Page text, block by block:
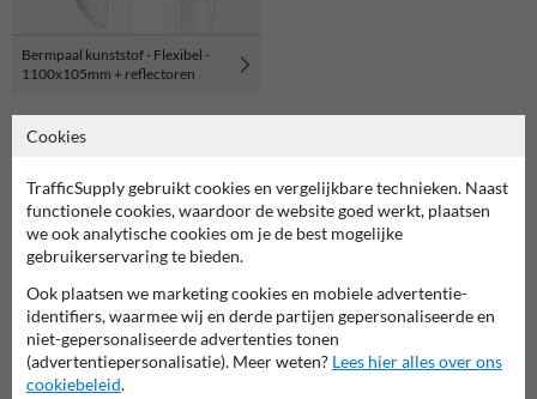
Bermpaal kunststof - Flexibel -
1100x105mm + reflectoren
Parkbanken
Parkbanken voor buiten – comfortabel, duurzaam en
onderhoudsarm
Zoek je stevige parkbanken voor jouw plein, park of bedrijfstuin?
Kies een zitoplossing die past bij intensief gebruik in weer en wind.
Onze selectie parkbanken voor buiten combineert strak design met
sterke materialen. Je krijgt zitcomfort, lange levensduur en een nette
uitstraling in elke buitenruimte.
Cookies
TrafficSupply gebruikt cookies en vergelijkbare technieken. Naast
functionele cookies, waardoor de website goed werkt, plaatsen
we ook analytische cookies om je de best mogelijke
gebruikerservaring te bieden.
Ook plaatsen we marketing cookies en mobiele advertentie-
identifiers, waarmee wij en derde partijen gepersonaliseerde en
niet-gepersonaliseerde advertenties tonen
(advertentiepersonalisatie). Meer weten? Lees hier alles over ons
cookiebeleid.